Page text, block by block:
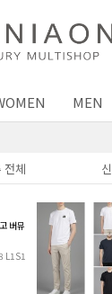
MEN
버뮤
L1S1